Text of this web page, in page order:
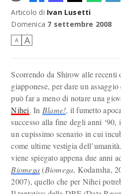
Articolo di Ivan Lusetti
Domenica 7 settembre 2008
A A
Scorrendo da Shirow alle recenti
giapponese, per dare un
può far a meno di notare una
Nihei. In Blame!, il fumetto
successo alla fine degli anni
un cupissimo scenario in cui
come ultime vestigia
viene spiegato appena due anni
Biomega(Biomega, Kodansha,
2007), quello che per Nihei